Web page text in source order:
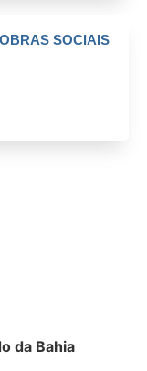
SOCIAIS
da Bahia